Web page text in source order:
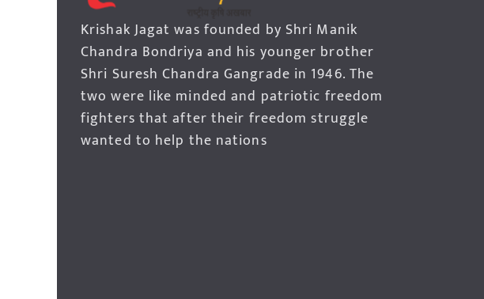
Krishak Jagat was founded by Shri Manik
Chandra Bondriya and his younger brother
Shri Suresh Chandra Gangrade in 1946. The
two were like minded and patriotic freedom
fighters that after their freedom struggle
wanted to help the nations